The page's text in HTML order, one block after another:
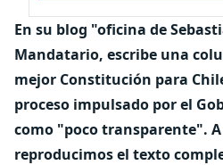
En su blog "oficina de
Mandatario, escribe una
mejor Constitución para
proceso impulsado por el
como "poco transparente".
reproducimos el texto